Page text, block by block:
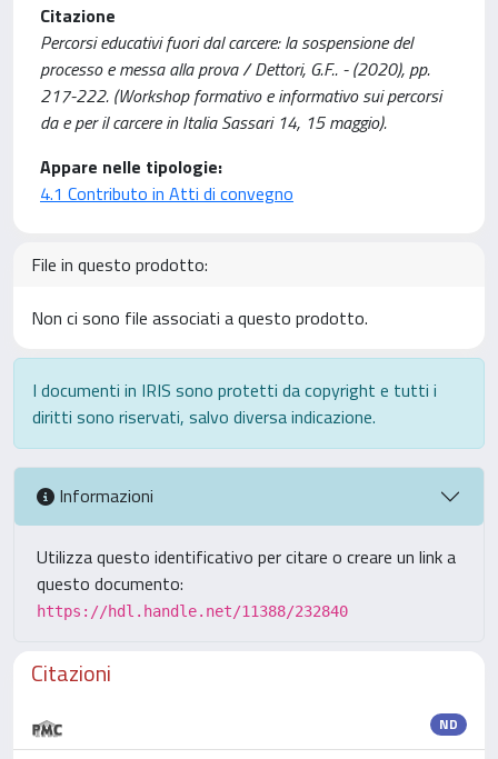
Citazione
Percorsi educativi fuori dal carcere: la sospensione del
processo e messa alla prova / Dettori, G.F.. - (2020), pp.
217-222. (Workshop formativo e informativo sui percorsi
da e per il carcere in Italia Sassari 14, 15 maggio).
Appare nelle tipologie:
4.1 Contributo in Atti di convegno
File in questo prodotto:
Non ci sono file associati a questo prodotto.
I documenti in IRIS sono protetti da copyright e tutti i
diritti sono riservati, salvo diversa indicazione.
Informazioni
Utilizza questo identificativo per citare o creare un link a
questo documento:
https://hdl.handle.net/11388/232840
Citazioni
ND